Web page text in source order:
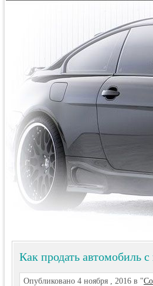
Как продать автомобиль
Опубликовано 4 ноября , 2016 в "